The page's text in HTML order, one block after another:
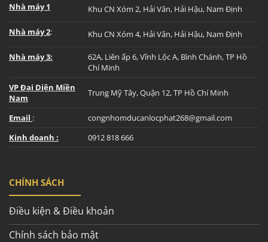
Nhà máy 1 Khu CN Xóm 2, Hải Vân, Hải Hậu, Nam Định
Nhà máy 2: Khu CN Xóm 4, Hải Vân, Hải Hậu, Nam Định
Nhà máy 3:
62A, Liên ấp 6, Vĩnh Lộc A, Bình Chánh, TP Hồ
Chí Minh
VP Đại Diện Miền
Nam
Trung Mỹ Tây, Quận 12, TP Hồ Chí Minh
Email :
congnhomducanlocphat268@gmail.com
Kinh doanh :
0912 818 666
CHÍNH SÁCH
Điều kiện & Điều khoản
Chính sách bảo mật